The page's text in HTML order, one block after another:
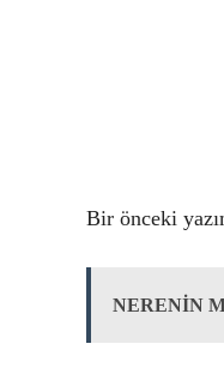
Bir önceki
NERENİN